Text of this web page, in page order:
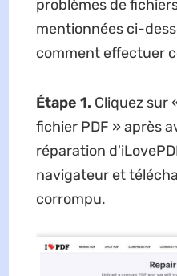
problèmes de
mentionnées ci-
comment effectuer
Étape 1. Cliquez sur
fichier PDF » après
réparation
navigateur et
corrompu.